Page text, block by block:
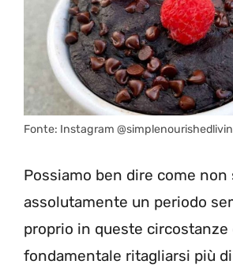
Fonte: Instagram
Possiamo ben dire come non
assolutamente un periodo
proprio in queste
fondamentale ritagliarsi più